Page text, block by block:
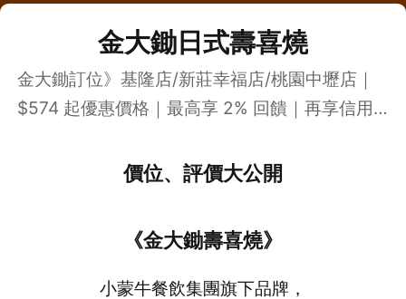
金大鋤日式壽喜燒
金大鋤訂位》基隆店/新莊幸福店/桃園中壢店｜
$574 起優惠價格｜最高享 2% 回饋｜再享信用
價位、評價大公開
《金大鋤壽喜燒》
小蒙牛餐飲集團旗下品牌，